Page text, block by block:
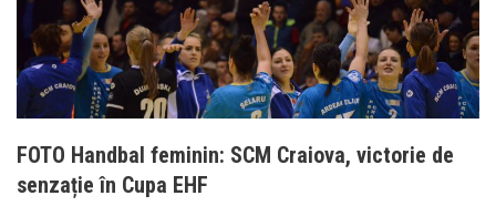
FOTO Handbal feminin: SCM Craiova, victorie de
senzație în Cupa EHF